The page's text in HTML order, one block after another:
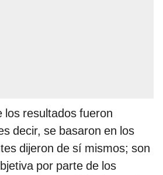
los resultados fueron
decir, se basaron en los
dijeron de sí mismos; son
por parte de los